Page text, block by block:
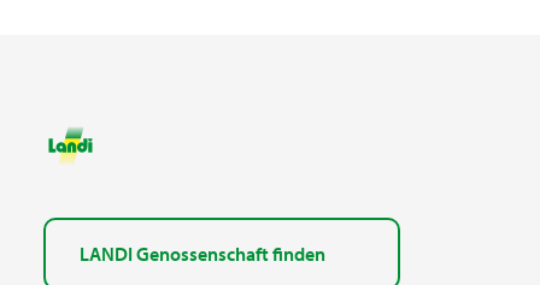
LANDI Genossenschaft finden